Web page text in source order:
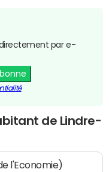
directement par e-
de Lindre-
l'Economie)